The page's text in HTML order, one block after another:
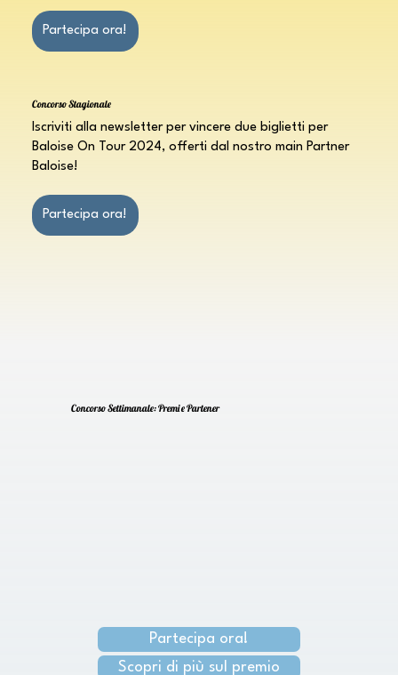
Partecipa ora!
Scopri di più sul premio
Concorso Settimanale: Premi e Partener
Partecipa ora!
Concorso Stagionale
Iscriviti alla newsletter per vincere due biglietti per
Baloise On Tour 2024, offerti dal nostro main Partner
Baloise!
Partecipa ora!